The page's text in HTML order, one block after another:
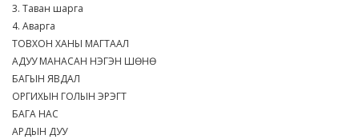
3. Таван шарга
4. Аварга
ТОВХОН ХАНЫ МАГТААЛ
АДУУ МАНАСАН НЭГЭН ШӨНӨ
БАГЫН ЯВДАЛ
ОРГИХЫН ГОЛЫН ЭРЭГТ
БАГА НАС
АРДЫН ДУУ